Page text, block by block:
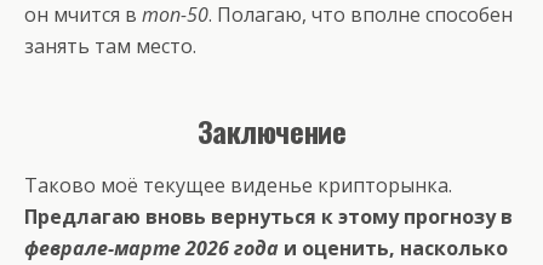
он мчится в топ-50. Полагаю, что вполне способен
занять там место.
Заключение
Таково моё текущее виденье крипторынка.
Предлагаю вновь вернуться к этому прогнозу в
феврале-марте 2026 года и оценить, насколько